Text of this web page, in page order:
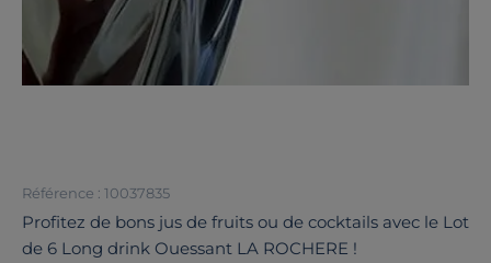
Référence : 10037835
Profitez de bons jus de fruits ou de cocktails avec le Lot
de 6 Long drink Ouessant LA ROCHERE !